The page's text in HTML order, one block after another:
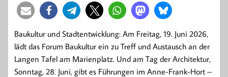
Baukultur und Stadtentwicklung: Am Freitag, 19. Juni 2026,
lädt das Forum Baukultur ein zu Treff und Austausch an der
Langen Tafel am Marienplatz. Und am Tag der Architektur,
Sonntag, 28. Juni, gibt es Führungen im Anne-Frank-Hort –